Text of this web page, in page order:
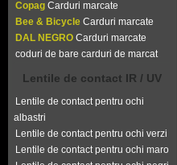
Copag Carduri marcate
Bee & Bicycle Carduri marcate
DAL NEGRO Carduri marcate
coduri de bare carduri de marcat
Lentile de contact IR / UV
Lentile de contact pentru ochi
albastri
Lentile de contact pentru ochi verzi
Lentile de contact pentru ochi maro